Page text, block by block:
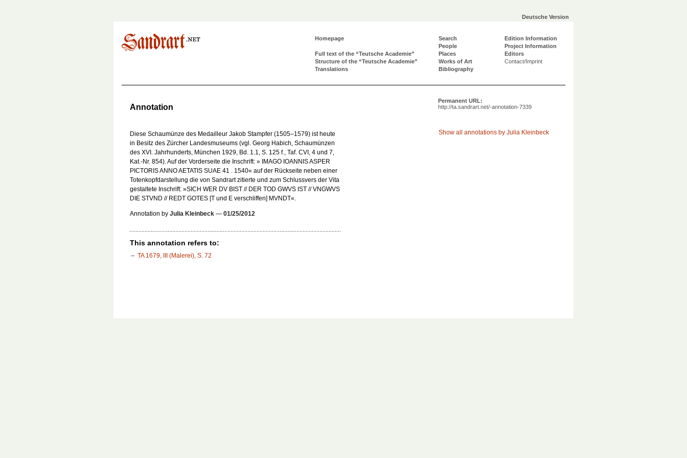
Deutsche Version
Homepage
Full text of the “Teutsche Academie”
Structure of the “Teutsche Academie”
Translations
Search
People
Places
Works of Art
Bibliography
Edition Information
Project Information
Editors
Contact/Imprint
Permanent URL:
http://ta.sandrart.net/-annotation-7339
Annotation
Show all annotations by Julia Kleinbeck
Diese Schaumünze des Medailleur Jakob Stampfer (1505–1579) ist heute
in Besitz des Zürcher Landesmuseums (vgl. Georg Habich, Schaumünzen
des XVI. Jahrhunderts, München 1929, Bd. 1.1, S. 125 f., Taf. CVI, 4 und 7,
Kat.-Nr. 854). Auf der Vorderseite die Inschrift: » IMAGO IOANNIS ASPER
PICTORIS ANNO AETATIS SUAE 41 . 1540« auf der Rückseite neben einer
Totenkopfdarstellung die von Sandrart zitierte und zum Schlussvers der Vita
gestaltete Inschrift: »SICH WER DV BIST // DER TOD GWVS IST // VNGWVS
DIE STVND // REDT GOTES [T und E verschliffen] MVNDT«.
Annotation by Julia Kleinbeck — 01/25/2012
This annotation refers to:
TA 1679, III (Malerei), S. 72